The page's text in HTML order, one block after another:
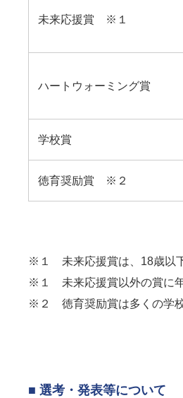
未来応援賞 ※１
ハートウォーミング賞
学校賞
徳育奨励賞 ※２
※１ 未来応援賞は、18歳以
※１ 未来応援賞以外の賞に年
※２ 徳育奨励賞は多くの学校
■ 選考・発表等について